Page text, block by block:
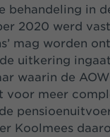
behandeling in
2020 werd
mag worden
uitkering
waarin de
voor meer
Koolmees